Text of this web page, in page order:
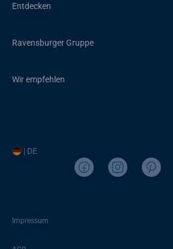
Entdecken
Ravensburger Gruppe
Wir empfehlen
| DE
Impressum